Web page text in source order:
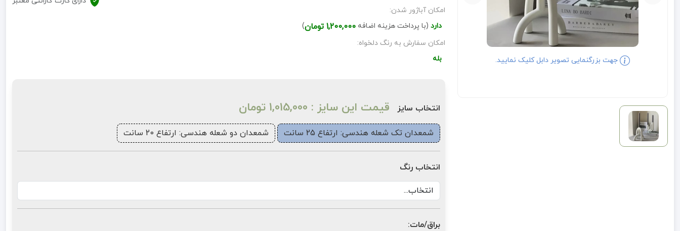
جهت بزرگنمایی تصویر دابل کلیک نمایید.
امکان آباژور شدن:
دارد (با پرداخت هزینه اضافه 1,200,000 تومان
)
امکان سفارش به رنگ دلخواه:
بله
انتخاب سایز قیمت این سایز : 1,015,000 تومان
شمعدان تک شعله هندسی: ارتفاع 25 سانت شمعدان دو شعله هندسی: ارتفاع 20 سانت
انتخاب رنگ
براق/مات: